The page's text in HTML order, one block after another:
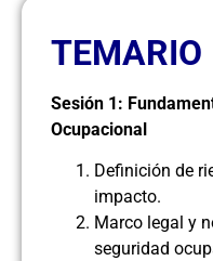
TEMARIO
Sesión 1:
Ocupacional
Definición de
impacto.
Marco legal y
seguridad